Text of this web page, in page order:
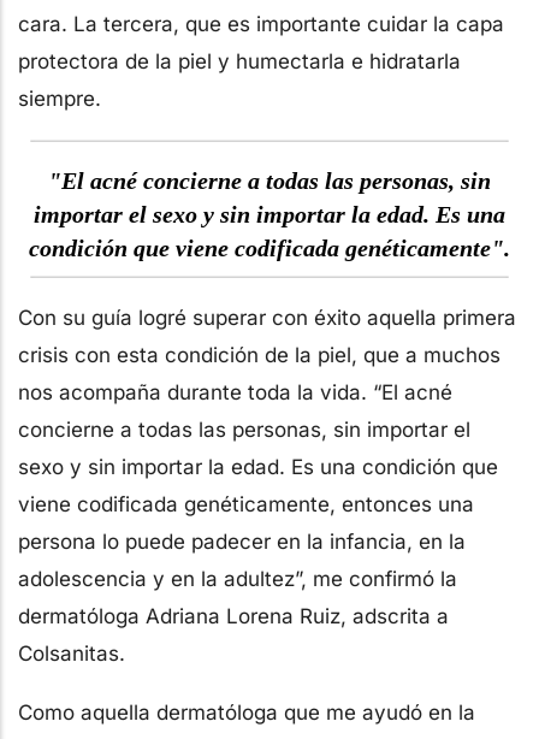
cara. La tercera, que es importante cuidar la capa
protectora de la piel y humectarla e hidratarla
siempre.
"El acné concierne a todas las personas, sin
importar el sexo y sin importar la edad. Es una
condición que viene codificada genéticamente".
Con su guía logré superar con éxito aquella primera
crisis con esta condición de la piel, que a muchos
nos acompaña durante toda la vida. “El acné
concierne a todas las personas, sin importar el
sexo y sin importar la edad. Es una condición que
viene codificada genéticamente, entonces una
persona lo puede padecer en la infancia, en la
adolescencia y en la adultez”, me confirmó la
dermatóloga Adriana Lorena Ruiz, adscrita a
Colsanitas.
Como aquella dermatóloga que me ayudó en la